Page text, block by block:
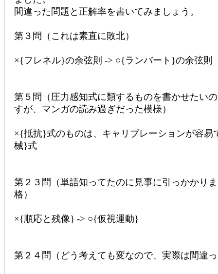
間違った問題と正解率を書いてみましょう。
第３問（これは素直に敗北）
×{フレネル}の余弦則 -> ○{ランバート}の余弦則
第５問（圧力感知式に類するものを書かせたい
すが、マンガの読み過ぎだった模様）
×{抵抗}式のものは、キャリブレーションが容
械}式
第２３問（単語知ってたのに見事に引っかかり
格）
×{順応と残像} -> ○{仮視運動}
第２４問（どう考えても変なので、実際は間違